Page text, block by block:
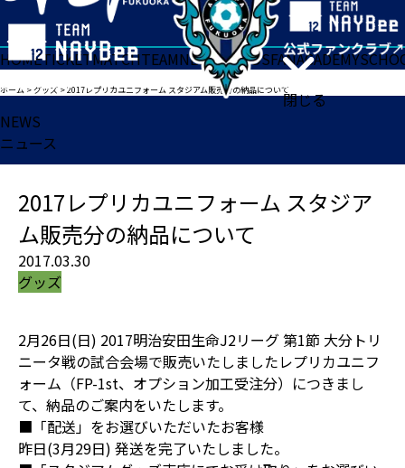
閉じる
HOMETICKETMATCHTEAMNEWSGOODSFANACADEMY
ホーム >グッズ >2017レプリカユニフォーム スタジアム販売分の納品について
NEWS
ニュース
2017レプリカユニフォーム スタジア
ム販売分の納品について
2017.03.30
グッズ
2月26日(日) 2017明治安田生命J2リーグ 第1節 大分トリ
ニータ戦の試合会場で販売いたしましたレプリカユニフ
ォーム（FP-1st、オプション加工受注分）につきまし
て、納品のご案内をいたします。
■「配送」をお選びいただいたお客様
昨日(3月29日) 発送を完了いたしました。